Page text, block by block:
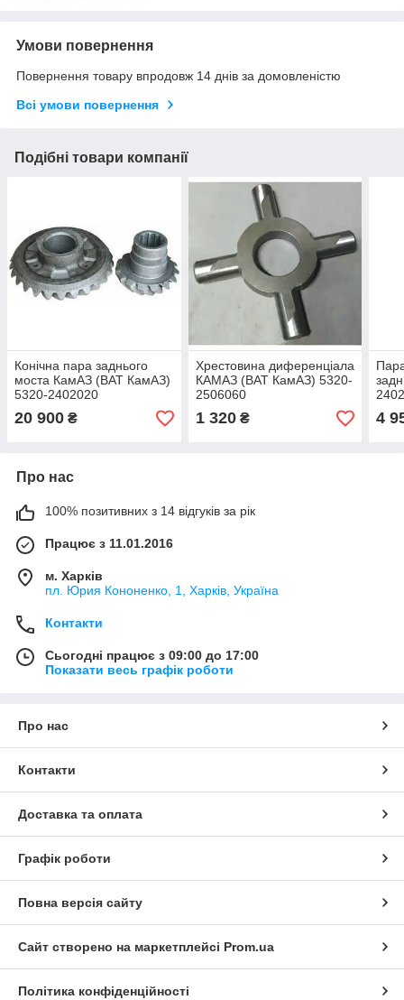
Умови повернення
Повернення товару впродовж 14 днів за домовленістю
Всі умови повернення
Подібні товари компанії
Конічна пара заднього
моста КамАЗ (ВАТ КамАЗ)
5320-2402020
20 900 ₴
Хрестовина диференціала
КАМАЗ (ВАТ КамАЗ) 5320-
2506060
1 320₴ 4
Про нас
100% позитивних з 14 відгуків за рік
Працює з 11.01.2016
м. Харків
пл. Юрия Кононенко, 1, Харків, Україна
Контакти
Сьогодні працює з 09:00 до 17:00
Показати весь графік роботи
Про нас
Контакти
Доставка та оплата
Графік роботи
Повна версія сайту
Сайт створено на маркетплейсі Prom.ua
Політика конфіденційності